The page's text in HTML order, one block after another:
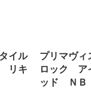
イル
リキ
プリマヴ
ロック ア
ッド ＮＢ